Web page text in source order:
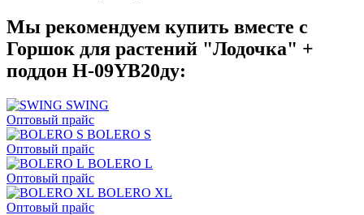
Мы рекомендуем купить вместе с
Горшок для растений "Лодочка" +
поддон H-09YB20ду:
SWING
Оптовый прайс
BOLERO S
Оптовый прайс
BOLERO L
Оптовый прайс
BOLERO XL
Оптовый прайс